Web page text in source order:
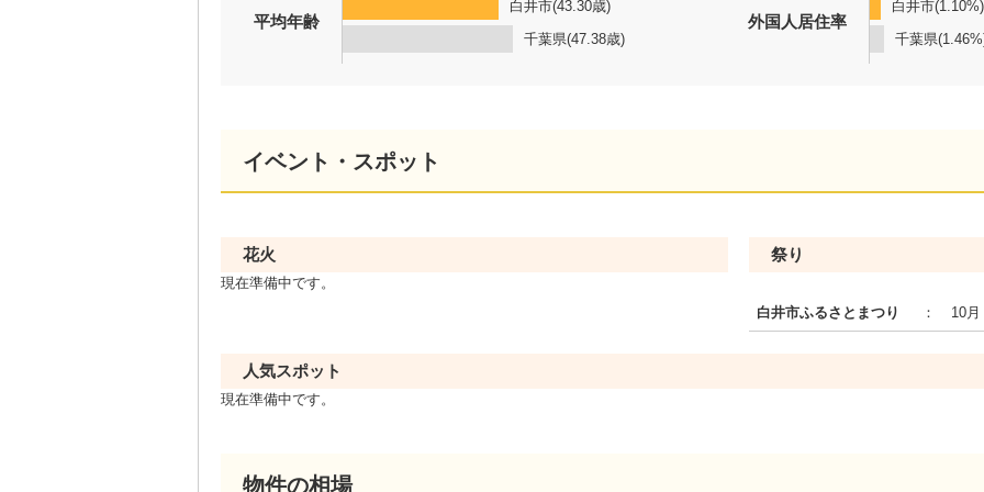
平均年齢
白井市(43.30歳)
千葉県(47.38歳)
外国人居住率
白井市(1.10%)
千葉県
イベント・スポット
花火
現在準備中です。
祭り
白井市ふるさとまつり ： 10月
人気スポット
現在準備中です。
物件の相場